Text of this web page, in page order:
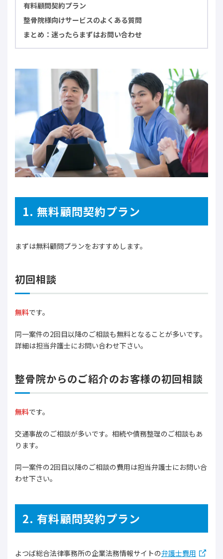
有料顧問契約プラン
整骨院様向けサービスのよくある質問
まとめ：迷ったらまずはお問い合わせ
1. 無料顧問契約プラン
まずは無料顧問プランをおすすめします。
初回相談
無料です。
同一案件の2回目以降のご相談も無料となることが多いです。
詳細は担当弁護士にお問い合わせ下さい。
整骨院からのご紹介のお客様の初回相談
無料です。
交通事故のご相談が多いです。相続や債務整理のご相談もあ
ります。
同一案件の2回目以降のご相談の費用は担当弁護士にお問い合
わせ下さい。
2. 有料顧問契約プラン
よつば総合法律事務所の企業法務情報サイトの弁護士費用